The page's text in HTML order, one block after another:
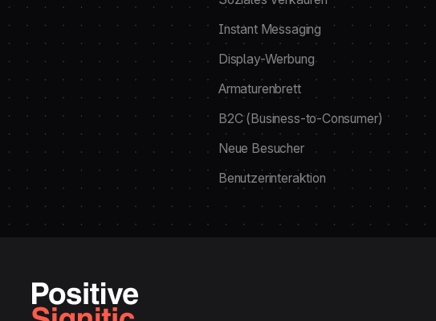
Instant Messaging
Display-Werbung
Armaturenbrett
B2C (Business-to-Consumer)
Neue Besucher
Benutzerinteraktion